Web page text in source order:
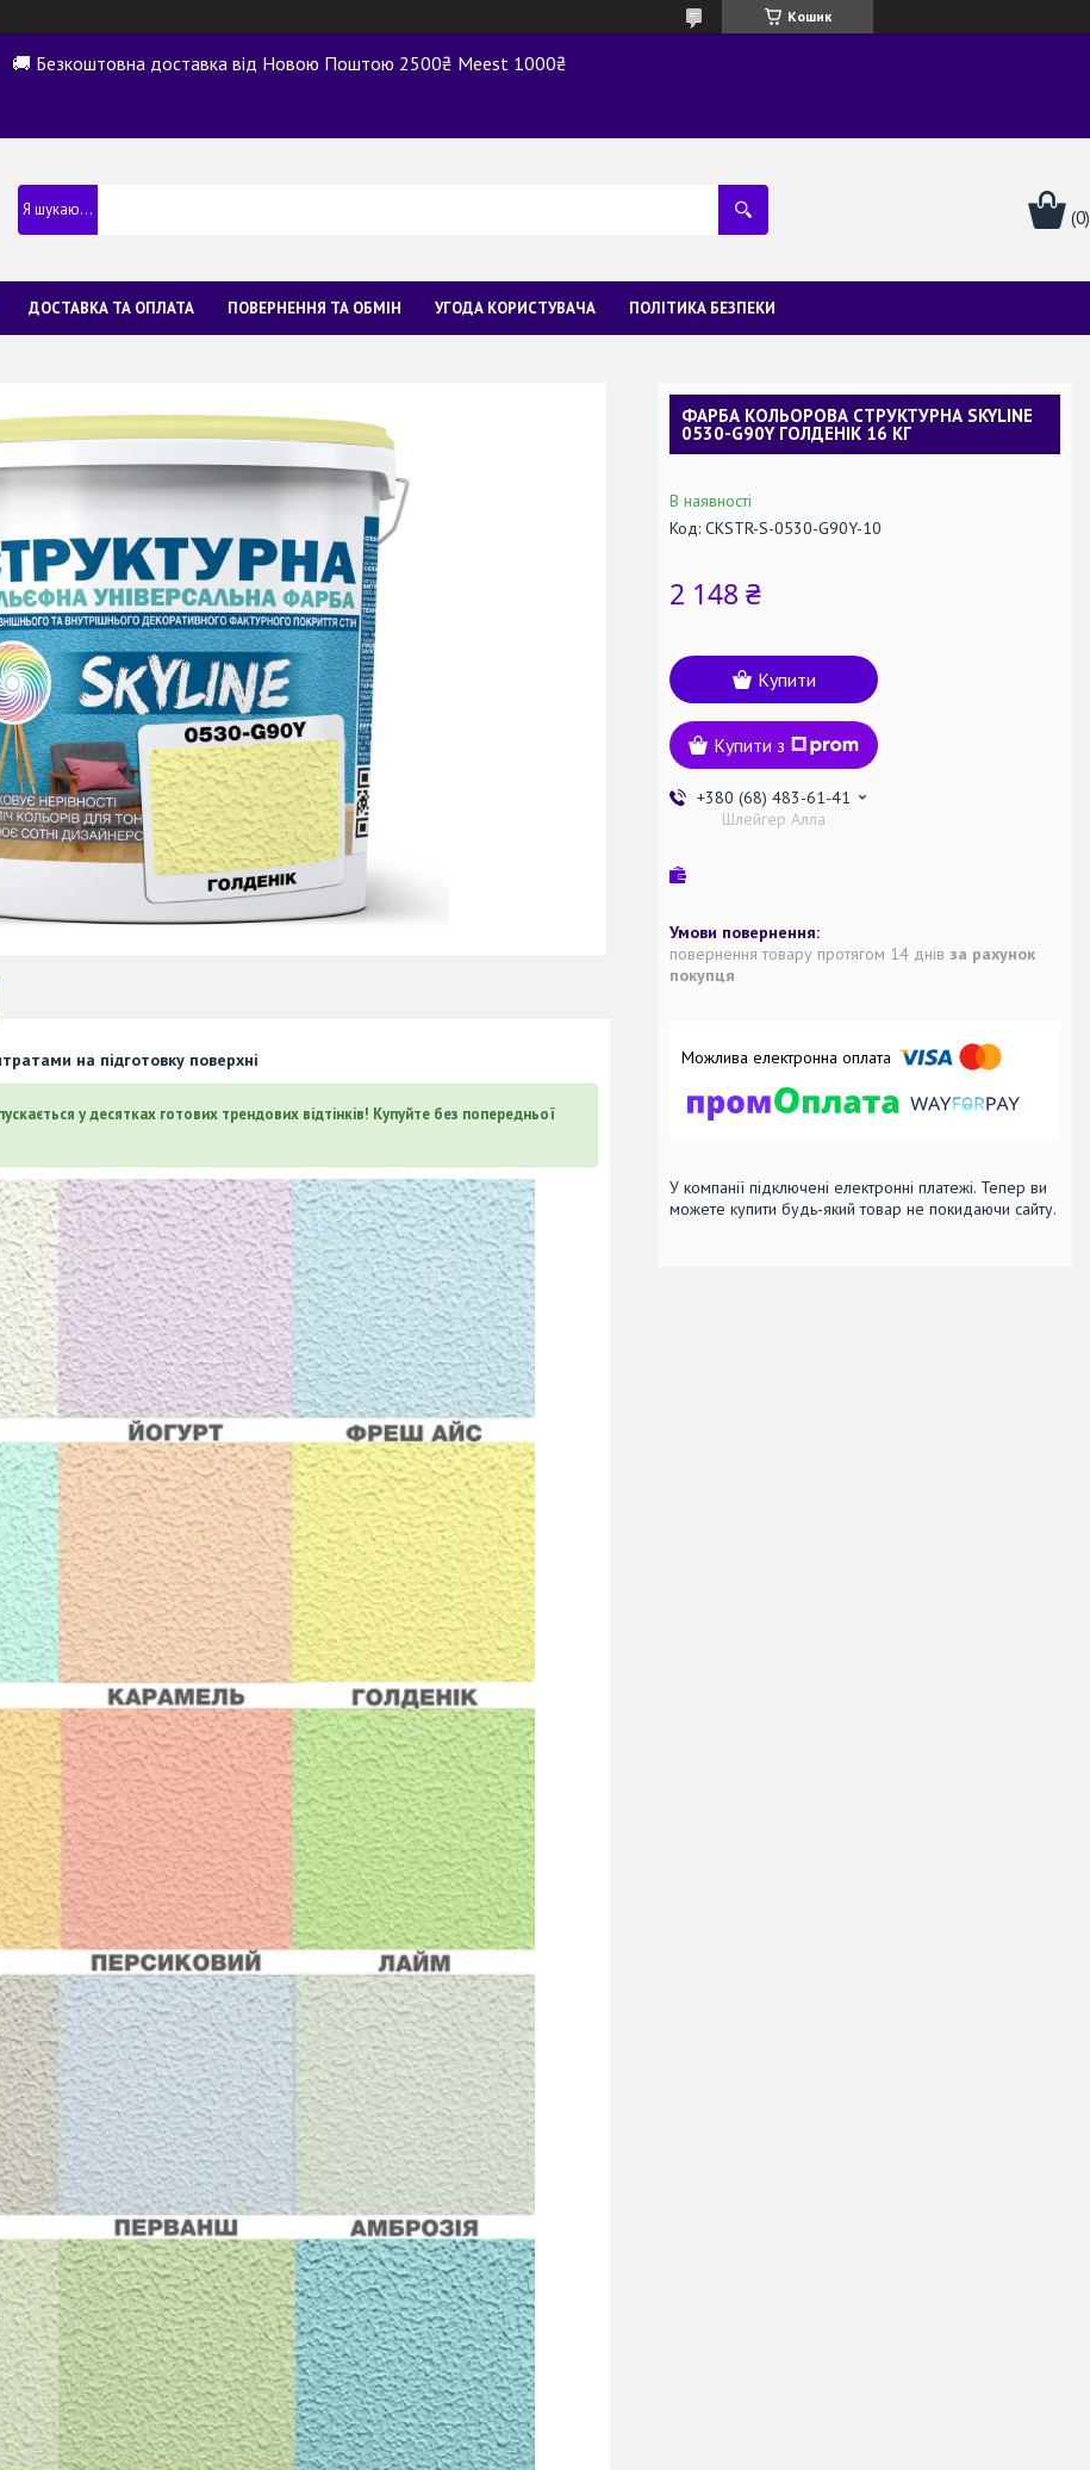
Кошик
🚚 Безкоштовна доставка від Новою Поштою 2500₴ Meest 1000₴
ДОСТАВКА ТА ОПЛАТА ПОВЕРНЕННЯ ТА ОБМІН УГОДА КОРИСТУВАЧА ПОЛІТИКА БЕЗПЕКИ
на підготовку поверхні
у десятках готових трендових відтінків! Купуйте без попередньої
ФАРБА КОЛЬОРОВА СТРУКТУРНА SKYLINE
0530-G90Y ГОЛДЕНІК 16 КГ
В наявності
Код: CKSTR-S-0530-G90Y-10
2 148 ₴
Купити
Купити з
+380 (68) 483-61-41
Шлейгер Алла
повернення товару протягом 14 днів за рахунок
покупця
У компанії підключені електронні платежі. Тепер ви
можете купити будь-який товар не покидаючи сайту.